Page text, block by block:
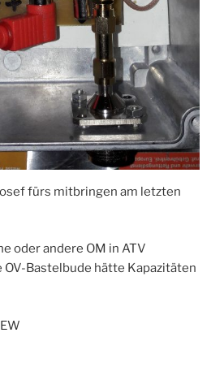
fürs mitbringen am letzten
oder andere OM in ATV
OV-Bastelbude hätte Kapazitäten